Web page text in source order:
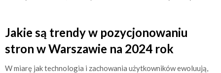
Jakie są trendy w pozycjonowaniu
stron w Warszawie na 2024 rok
W miarę jak technologia i zachowania użytkowników ewoluują,